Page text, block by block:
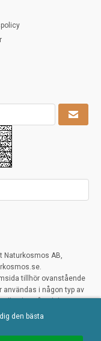
den bästa
Naturkosmos AB,
tillhör ovanstående
i någon typ av